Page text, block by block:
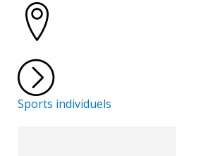
Sports individuels